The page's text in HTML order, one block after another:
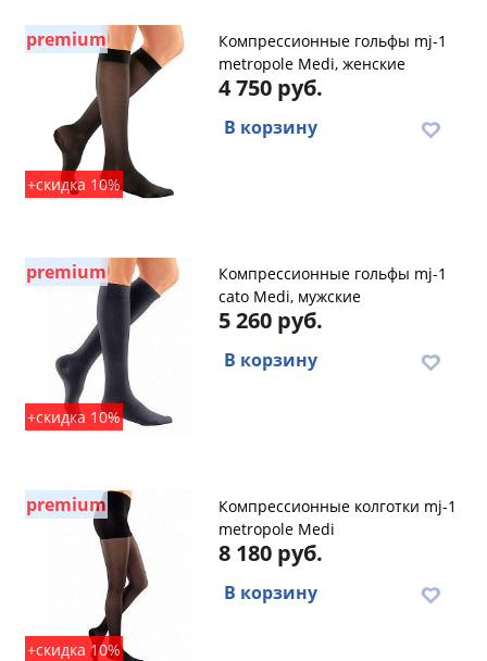
premium
+скидка 10%
Компрессионные гольфы mj-1
metropole Medi, женские
4 750 руб.
В корзину
premium
+скидка 10%
Компрессионные гольфы mj-1
cato Medi, мужские
5 260 руб.
В корзину
premium
+скидка 10%
Компрессионные колготки mj-1
metropole Medi
8 180 руб.
В корзину